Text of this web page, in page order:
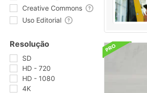
Creative Commons
Uso Editorial
Resolução
SD
HD - 720
HD - 1080
4K